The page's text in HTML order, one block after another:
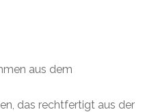
aus dem
das rechtfertigt aus der